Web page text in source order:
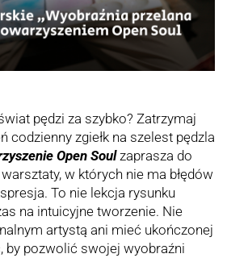
pędzi za szybko? Zatrzymaj
codzienny zgiełk na szelest pędzla
Open Soul zaprasza do
w których nie ma błędów
To nie lekcja rysunku
na intuicyjne tworzenie. Nie
artystą ani mieć ukończonej
by pozwolić swojej wyobraźni